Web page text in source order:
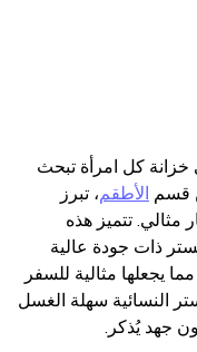
كل امرأة تبحث
قسم الأطقم، تبرز
مثالي. تتميز هذه
ذات جودة عالية
يجعلها مثالية للسفر
النسائية سهلة الغسل
جهد يُذكر.